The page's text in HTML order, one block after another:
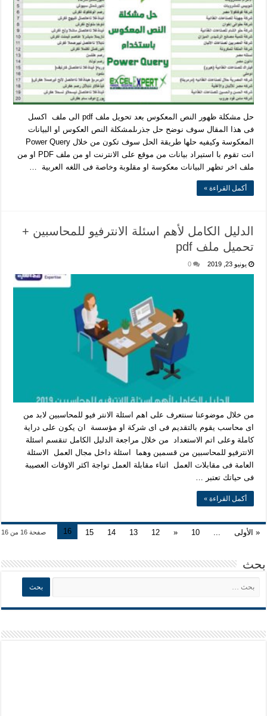
حل مشكلة ظهور النص المعكوس بعد تحويل ملف pdf الى ملف اكسل
فى هذا المقال سوف نوضح حل جذرىلمشكلة النص العكوس او البيانات
المعكوسة وكيفيه حلها طريقة الحل سوف تكون من خلال Power Query
انت تقوم با استيراد بيانات من موقع على الانترنت او من ملف PDF او من
ملف اخر تظهر البيانات معكوسة او مقلوبة وخاصة فى اللغه العربية …
أكمل القراءة »
الدليل الكامل لأهم اسئلة الانترفيو للمحاسبين +
تحميل ملف pdf
يونيو 23, 2019 0
من خلال موضوعنا سنتعرف على اهم اسئلة الانتر فيو للمحاسبين لابد من
اى محاسب يقوم بالتقديم فى اى شركة او مؤسسة ان يكون على دراية
كاملة وعلى اتم الاستعداد من خلال مراجعة الدليل الكامل تنقسم اسئلة
الانترفيو للمحاسبين من قسمين وهما اسئلة داخل مجال العمل الاسئلة
العامة فى مقابلات العمل اثناء مقابلة العمل تواجة اكثر الاوقات العصيبة
فى حياتك تعتبر …
أكمل القراءة »
صفحة 16 من 16 « الأولى ...
10
«
12
13
14
15
16
بحث